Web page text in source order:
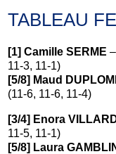
TABLEAU
[1] Camille SERME
11-3, 11-1)
[5/8] Maud
(11-6, 11-6, 11-4)
[3/4] Enora
11-5, 11-1)
[5/8] Laura